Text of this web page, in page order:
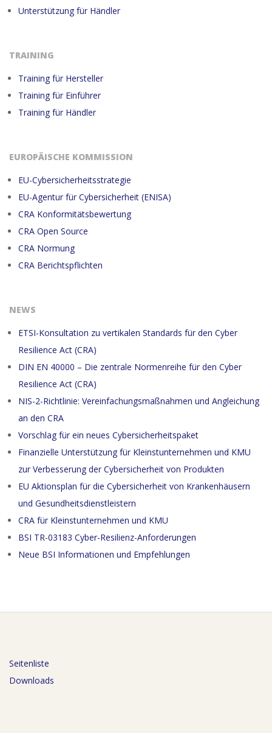
Unterstützung für Händler
TRAINING
Training für Hersteller
Training für Einführer
Training für Händler
EUROPÄISCHE KOMMISSION
EU-Cybersicherheitsstrategie
EU-Agentur für Cybersicherheit (ENISA)
CRA Konformitätsbewertung
CRA Open Source
CRA Normung
CRA Berichtspflichten
NEWS
ETSI-Konsultation zu vertikalen Standards für den Cyber
Resilience Act (CRA)
DIN EN 40000 – Die zentrale Normenreihe für den Cyber
Resilience Act (CRA)
NIS-2-Richtlinie: Vereinfachungsmaßnahmen und Angleichung
an den CRA
Vorschlag für ein neues Cybersicherheitspaket
Finanzielle Unterstützung für Kleinstunternehmen und KMU
zur Verbesserung der Cybersicherheit von Produkten
EU Aktionsplan für die Cybersicherheit von Krankenhäusern
und Gesundheitsdienstleistern
CRA für Kleinstunternehmen und KMU
BSI TR-03183 Cyber-Resilienz-Anforderungen
Neue BSI Informationen und Empfehlungen
Seitenliste
Downloads